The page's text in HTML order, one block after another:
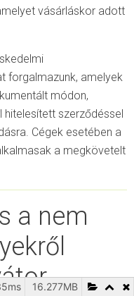
vásárláskor adott
forgalmazunk, amelyek
módon,
hitelesített szerződéssel
Cégek esetében a
a megkövetelt
a nem
16.277MB